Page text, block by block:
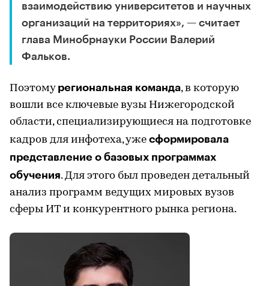
взаимодействию университетов и научных
организаций на территориях», — считает
глава Минобрнауки России Валерий
Фальков.
Поэтому региональная команда, в которую
вошли все ключевые вузы Нижегородской
области, специализирующиеся на подготовке
кадров для инфотеха, уже сформировала
представление о базовых программах
обучения. Для этого был проведен детальный
анализ программ ведущих мировых вузов
сферы ИТ и конкурентного рынка региона.